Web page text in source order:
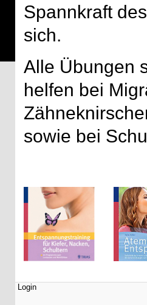
Spannkraft
sich.
Alle Übungen
helfen bei
sowie bei
Login